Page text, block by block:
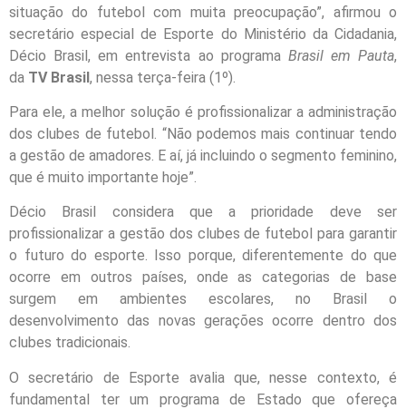
situação do futebol com muita preocupação”, afirmou o
secretário especial de Esporte do Ministério da Cidadania,
Décio Brasil, em entrevista ao programa Brasil em Pauta,
da TV Brasil, nessa terça-feira (1º).
Para ele, a melhor solução é profissionalizar a administração
dos clubes de futebol. “Não podemos mais continuar tendo
a gestão de amadores. E aí, já incluindo o segmento feminino,
que é muito importante hoje”.
Décio Brasil considera que a prioridade deve ser
profissionalizar a gestão dos clubes de futebol para garantir
o futuro do esporte. Isso porque, diferentemente do que
ocorre em outros países, onde as categorias de base
surgem em ambientes escolares, no Brasil o
desenvolvimento das novas gerações ocorre dentro dos
clubes tradicionais.
O secretário de Esporte avalia que, nesse contexto, é
fundamental ter um programa de Estado que ofereça